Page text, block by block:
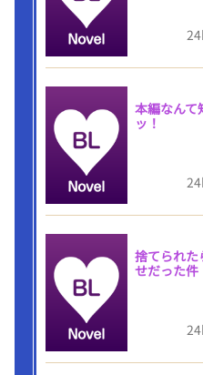
本編なんて
ッ！
捨てられた
せだった件